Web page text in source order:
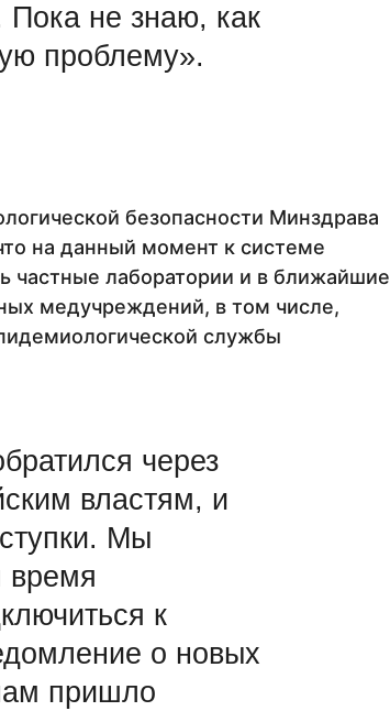
Пока не знаю, как
проблему».
безопасности Минздрава
на данный момент к системе
частные лаборатории и в ближайшие
медучреждений, в том числе,
службы
через
властям, и
Мы
время
к
о новых
пришло